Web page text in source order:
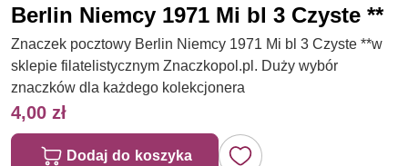
Berlin Niemcy 1971 Mi bl 3 Czyste **
Znaczek pocztowy Berlin Niemcy 1971 Mi bl 3 Czyste **w
sklepie filatelistycznym Znaczkopol.pl. Duży wybór
znaczków dla każdego kolekcjonera
4,00 zł
Dodaj do koszyka